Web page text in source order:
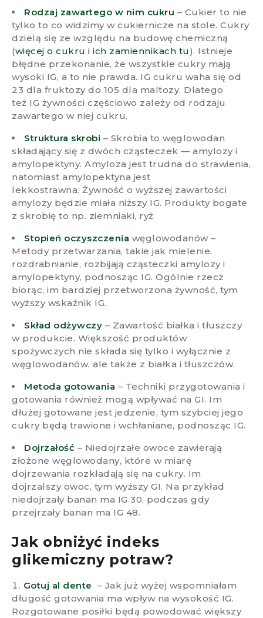
Rodzaj zawartego w nim cukru – Cukier to nie
tylko to co widzimy w cukiernicze na stole. Cukry
dzielą się ze względu na budowę chemiczną
(więcej o cukru i ich zamiennikach tu). Istnieje
błędne przekonanie, że wszystkie cukry mają
wysoki IG, a to nie prawda. IG cukru waha się od
23 dla fruktozy do 105 dla maltozy. Dlatego
też IG żywności częściowo zależy od rodzaju
zawartego w niej cukru.
Struktura skrobi – Skrobia to węglowodan
składający się z dwóch cząsteczek — amylozy i
amylopektyny. Amyloza jest trudna do strawienia,
natomiast amylopektyna jest
lekkostrawna. Żywność o wyższej zawartości
amylozy będzie miała niższy IG. Produkty bogate
z skrobię to np. ziemniaki, ryż
Stopień oczyszczenia węglowodanów –
Metody przetwarzania, takie jak mielenie,
rozdrabnianie, rozbijają cząsteczki amylozy i
amylopektyny, podnosząc IG. Ogólnie rzecz
biorąc, im bardziej przetworzona żywność, tym
wyższy wskaźnik IG.
Skład odżywczy – Zawartość białka i tłuszczy
w produkcie. Większość produktów
spożywczych nie składa się tylko i wyłącznie z
węglowodanów, ale także z białka i tłuszczów.
Metoda gotowania – Techniki przygotowania i
gotowania również mogą wpływać na GI. Im
dłużej gotowane jest jedzenie, tym szybciej jego
cukry będą trawione i wchłaniane, podnosząc IG.
Dojrzałość – Niedojrzałe owoce zawierają
złożone węglowodany, które w miarę
dojrzewania rozkładają się na cukry. Im
dojrzalszy owoc, tym wyższy GI. Na przykład
niedojrzały banan ma IG 30, podczas gdy
przejrzały banan ma IG 48.
Jak obniżyć indeks
glikemiczny potraw?​
Gotuj al dente – Jak już wyżej wspomniałam
długość gotowania ma wpływ na wysokość IG.
Rozgotowane posiłki będą powodować większy